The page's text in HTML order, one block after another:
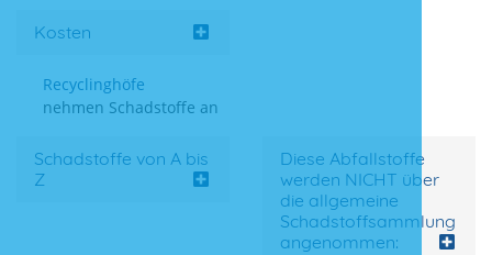
Kosten
Recyclinghöfe
nehmen Schadstoffe an
Schadstoffe von A bis
Z
Diese Abfallstoffe
werden NICHT über
die allgemeine
Schadstoffsammlung
angenommen: